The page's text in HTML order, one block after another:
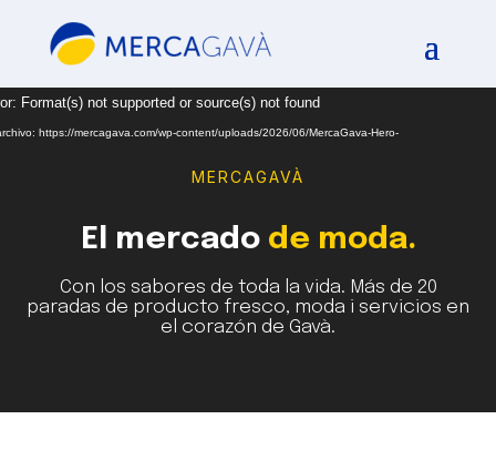
MERCAGAVÀ
El mercado de moda.
Con los sabores de toda la vida. Más de 20
paradas de producto fresco, moda i servicios en
el corazón de Gavà.
Reproductor
de
Format(s) not supported or source(s) not found
https://mercagava.com/wp-content/uploads/2026/06/MercaGava-Hero-